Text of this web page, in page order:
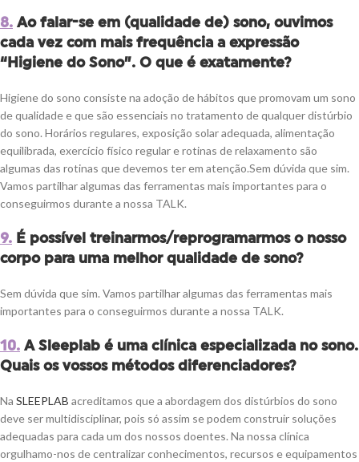
8. Ao falar-se em (qualidade de) sono, ouvimos
cada vez com mais frequência a expressão
“Higiene do Sono”. O que é exatamente?
Higiene do sono consiste na adoção de hábitos que promovam um sono
de qualidade e que são essenciais no tratamento de qualquer distúrbio
do sono. Horários regulares, exposição solar adequada, alimentação
equilibrada, exercício físico regular e rotinas de relaxamento são
algumas das rotinas que devemos ter em atenção.Sem dúvida que sim.
Vamos partilhar algumas das ferramentas mais importantes para o
conseguirmos durante a nossa TALK.
9. É possível treinarmos/reprogramarmos o nosso
corpo para uma melhor qualidade de sono?
Sem dúvida que sim. Vamos partilhar algumas das ferramentas mais
importantes para o conseguirmos durante a nossa TALK.
10. A Sleeplab é uma clínica especializada no sono.
Quais os vossos métodos diferenciadores?
Na SLEEPLAB acreditamos que a abordagem dos distúrbios do sono
deve ser multidisciplinar, pois só assim se podem construir soluções
adequadas para cada um dos nossos doentes. Na nossa clínica
orgulhamo-nos de centralizar conhecimentos, recursos e equipamentos